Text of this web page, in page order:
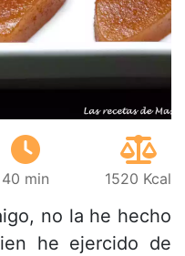
40 min 1520 Kcal
no la he hecho
he ejercido de